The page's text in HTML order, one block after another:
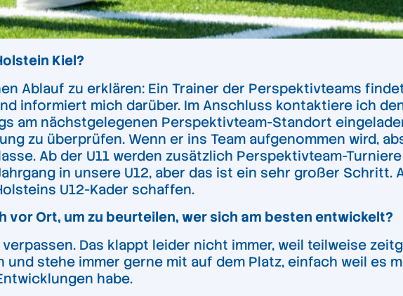
Kiel?
Ablauf zu erklären: Ein Trainer der Perspektivteams
informiert mich darüber. Im Anschluss kontaktiere ich
am nächstgelegenen Perspektivteam-Standort
zu überprüfen. Wenn er ins Team aufgenommen wird,
Ab der U11 werden zusätzlich Perspektivteam-
in unsere U12, aber das ist ein sehr großer Schritt.
U12-Kader schaffen.
vor Ort, um zu beurteilen, wer sich am besten entwickelt?
Das klappt leider nicht immer, weil teilweise
stehe immer gerne mit auf dem Platz, einfach weil es
habe.